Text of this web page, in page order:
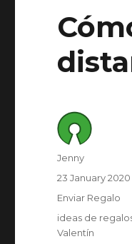
Author
Jenny
Posted
on
23 January 2020
Category
Enviar Regalo
Tags
ideas de
Valentín